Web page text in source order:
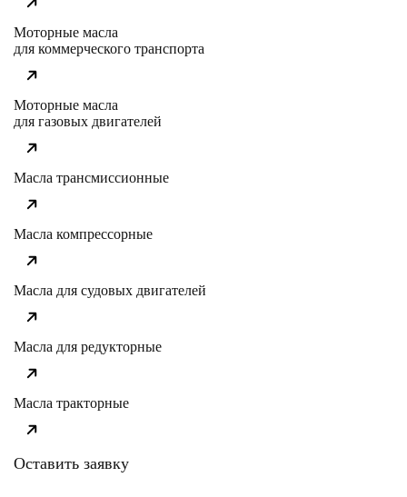
Моторные масла
для коммерческого транспорта
Моторные масла
для газовых двигателей
Масла трансмиссионные
Масла компрессорные
Масла для судовых двигателей
Масла для редукторные
Масла тракторные
Оставить заявку